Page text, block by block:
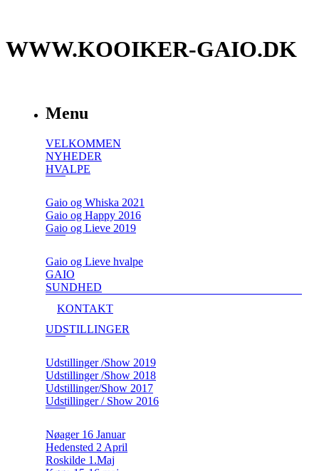
WWW.KOOIKER-GAIO.DK
Menu
VELKOMMEN
NYHEDER
HVALPE
Gaio og Whiska 2021
Gaio og Happy 2016
Gaio og Lieve 2019
Gaio og Lieve hvalpe
GAIO
SUNDHED
KONTAKT
UDSTILLINGER
Udstillinger /Show 2019
Udstillinger /Show 2018
Udstillinger/Show 2017
Udstillinger / Show 2016
Nøager 16 Januar
Hedensted 2 April
Roskilde 1.Maj